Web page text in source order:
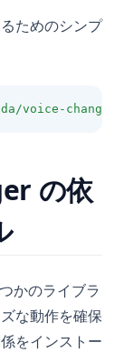
ためのシンプ
voice-
の依
かのライブラ
な動作を確保
をインストー